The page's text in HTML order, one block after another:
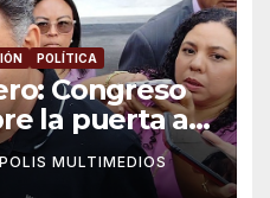
POLÍTICA
Congreso
la puerta a
alcalde
MULTIMEDIOS